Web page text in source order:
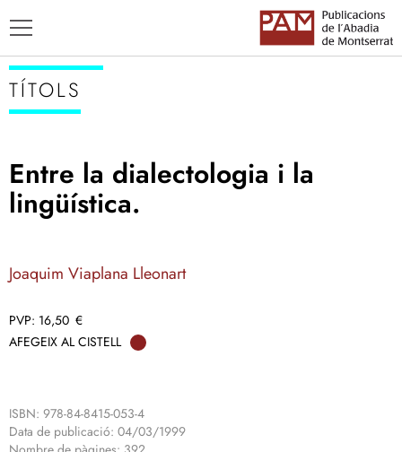
TÍTOLS
AUTORS
TÍTOLS
Entre la dialectologia i la
lingüística.
Joaquim Viaplana Lleonart
16,50 €
AFEGEIX AL CISTELL
ISBN: 978-84-8415-053-4
Data de publicació: 04/03/1999